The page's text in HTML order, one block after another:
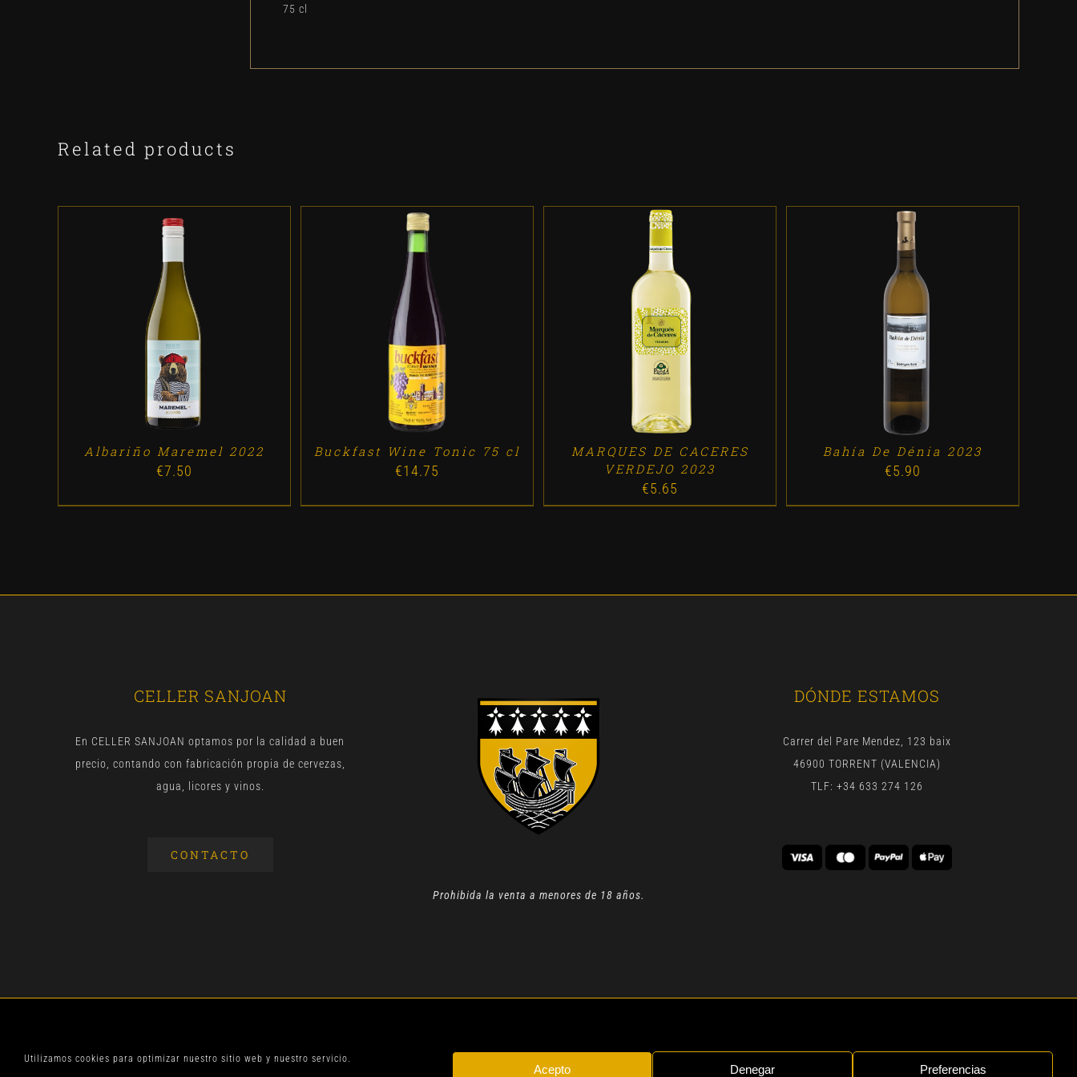
Utilizamos cookies para optimizar nuestro sitio web y nuestro servicio.
Acepto Denegar Preferencias
75 cl
Related products
ADD TO CART DETALLES
Albariño Maremel 2022
€7.50
ADD TO CART DETALLES
Buckfast Wine Tonic 75 cl
€14.75
ADD TO CART / DETALLES
MARQUES DE CACERES
VERDEJO 2023
€5.65
ADD TO CART / DETALLES
Bahía De Dénia 2023
€5.90
CELLER SANJOAN
En CELLER SANJOAN optamos por la calidad a buen
precio, contando con fabricación propia de cervezas,
agua, licores y vinos.
CONTACTO
Prohibida la venta a menores de 18 años.
DÓNDE ESTAMOS
Carrer del Pare Mendez, 123 baix
46900 TORRENT (VALENCIA)
TLF: +34 633 274 126
AVISO LEGAL| TODOS LOS DERECHOS RESERVADOS | BYGEN DIGITAL